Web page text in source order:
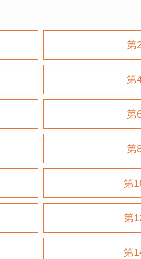
第
第
第
第
第
第
第